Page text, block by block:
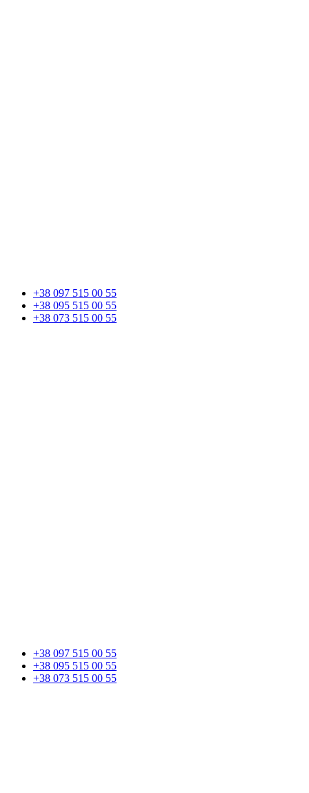
+38 097 515 00 55
+38 095 515 00 55
+38 073 515 00 55
+38 097 515 00 55
+38 095 515 00 55
+38 073 515 00 55